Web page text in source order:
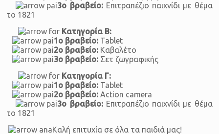
3ο βραβείο:Επιτραπέζιο παιχνίδι με θέμα
το 1821
Κατηγορία Β:
1ο βραβείο: Tablet
2ο βραβείο: Καβαλέτο
3ο βραβείο: Σετ ζωγραφικής
Κατηγορία Γ:
1ο βραβείο: Tablet
2ο βραβείο: Action camera
3ο βραβείο:Επιτραπέζιο παιχνίδι με θέμα
το 1821
Καλή επιτυχία σε όλα τα παιδιά μας!